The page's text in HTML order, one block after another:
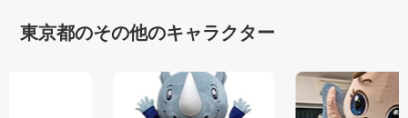
東京都のその他のキャラクター